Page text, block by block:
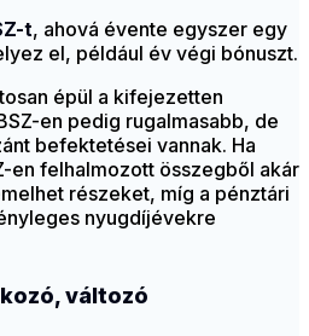
t, ahová évente egyszer egy
el, például év végi bónuszt.
épül a kifejezetten
en pedig rugalmasabb, de
befektetései vannak. Ha
en felhalmozott összegből akár
részeket, míg a pénztári
nyugdíjévekre
változó